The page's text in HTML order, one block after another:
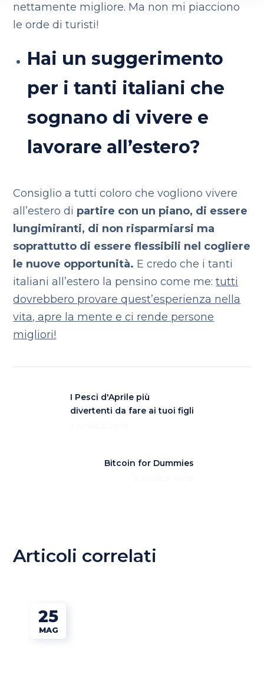
nettamente migliore. Ma non mi piacciono
le orde di turisti!
Hai un suggerimento
per i tanti italiani che
sognano di vivere e
lavorare all’estero?
Consiglio a tutti coloro che vogliono vivere
all’estero di partire con un piano, di essere
lungimiranti, di non risparmiarsi ma
soprattutto di essere flessibili nel cogliere
le nuove opportunità. E credo che i tanti
italiani all’estero la pensino come me:tutti
dovrebbero provare quest’esperienza nella
vita, apre la mente e ci rende persone
migliori!
I Pesci d'Aprile più
divertenti da fare ai tuoi figli
Bitcoin for Dummies
Articoli correlati
25
MAG